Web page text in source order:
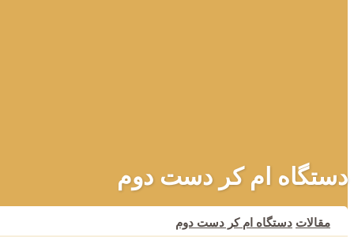
دستگاه ام کر دست دوم
مقالات دستگاه ام کر دست دوم